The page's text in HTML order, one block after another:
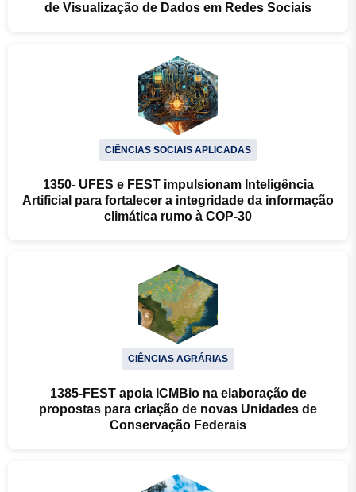
de Visualização de Dados em Redes Sociais
CIÊNCIAS SOCIAIS APLICADAS
1350- UFES e FEST impulsionam Inteligência
Artificial para fortalecer a integridade da informação
climática rumo à COP-30
CIÊNCIAS AGRÁRIAS
1385-FEST apoia ICMBio na elaboração de
propostas para criação de novas Unidades de
Conservação Federais